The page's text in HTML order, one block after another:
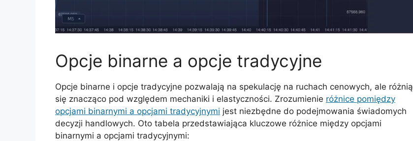
Opcje binarne a opcje tradycyjne
Opcje binarne i opcje tradycyjne pozwalają na spekulację na ruchach cenowych, ale różnią
się znacząco pod względem mechaniki i elastyczności. Zrozumienie różnice pomiędzy
opcjami binarnymi a opcjami tradycyjnymi jest niezbędne do podejmowania świadomych
decyzji handlowych. Oto tabela przedstawiająca kluczowe różnice między opcjami
binarnymi a opcjami tradycyjnymi: